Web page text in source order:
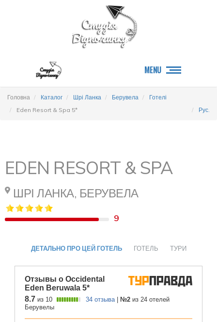
MENU
Головна Каталог Шрі Ланка Берувела
Готелі
Eden Resort & Spa 5*
Рус.
EDEN RESORT & SPA
ШРІ ЛАНКА, БЕРУВЕЛА
9
ДЕТАЛЬНО ПРО ЦЕЙ ГОТЕЛЬ ГОТЕЛЬ ТУРИ